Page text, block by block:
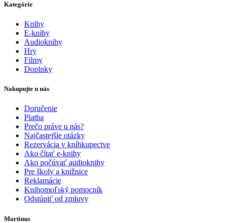
Kategórie
Knihy
E-knihy
Audioknihy
Hry
Filmy
Doplnky
Nakupujte u nás
Doručenie
Platba
Prečo práve u nás?
Najčastejšie otázky
Rezervácia v kníhkupectve
Ako čítať e-knihy
Ako počúvať audioknihy
Pre školy a knižnice
Reklamácie
Knihomoľský pomocník
Odstúpiť od zmluvy
Martinus